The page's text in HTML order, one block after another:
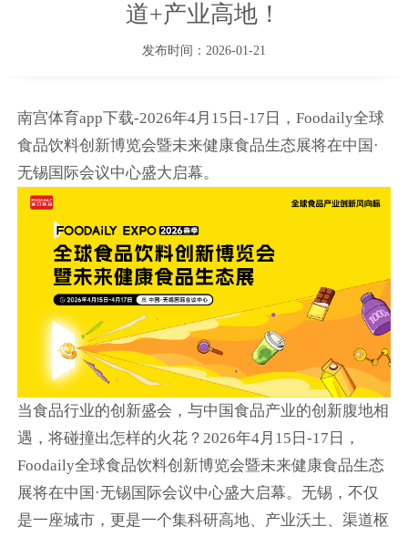
道+产业高地！
发布时间：2026-01-21
南宫体育app下载-2026年4月15日-17日，Foodaily全球
食品饮料创新博览会暨未来健康食品生态展将在中国·
无锡国际会议中心盛大启幕。
当食品行业的创新盛会，与中国食品产业的创新腹地相
遇，将碰撞出怎样的火花？2026年4月15日-17日，
Foodaily全球食品饮料创新博览会暨未来健康食品生态
展将在中国·无锡国际会议中心盛大启幕。无锡，不仅
是一座城市，更是一个集科研高地、产业沃土、渠道枢